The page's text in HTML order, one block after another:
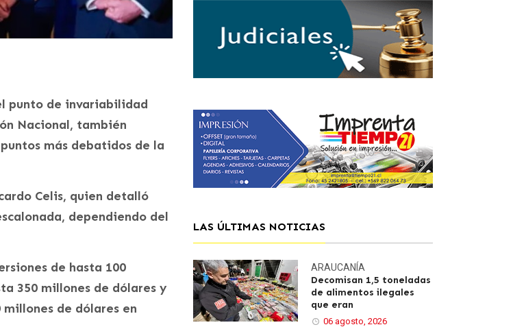
punto de invariabilidad
Nacional, también
más debatidos de la
Celis, quien detalló
dependiendo del
de hasta 100
350 millones de dólares y
millones de dólares en
LAS ÚLTIMAS NOTICIAS
ARAUCANÍA
Decomisan 1,5 toneladas
de alimentos ilegales
que eran
06 agosto, 2026